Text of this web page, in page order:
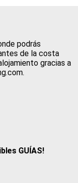
podrás
de la costa
gracias a
GUÍAS!